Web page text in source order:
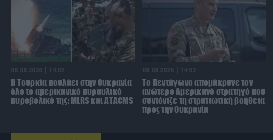
08.08.2026 | 14:02
Η Τουρκία πουλάει στην Ουκρανία
όλο το αμερικανικό πυραυλικό
πυροβολικό της: MLRS και ΑΤΑCMS
08.08.2026 | 14:02
Το Πεντάγωνο απομάκρυνε τον
ανώτερο Αμερικανό στρατηγό που
συντόνιζε τη στρατιωτική βοήθεια
προς την Ουκρανία